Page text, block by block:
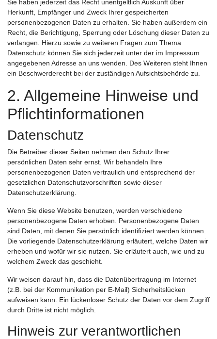
Sie haben jederzeit das Recht unentgeltlich Auskunft über
Herkunft, Empfänger und Zweck Ihrer gespeicherten
personenbezogenen Daten zu erhalten. Sie haben außerdem ein
Recht, die Berichtigung, Sperrung oder Löschung dieser Daten zu
verlangen. Hierzu sowie zu weiteren Fragen zum Thema
Datenschutz können Sie sich jederzeit unter der im Impressum
angegebenen Adresse an uns wenden. Des Weiteren steht Ihnen
ein Beschwerderecht bei der zuständigen Aufsichtsbehörde zu.
2. Allgemeine Hinweise und
Pflichtinformationen
Datenschutz
Die Betreiber dieser Seiten nehmen den Schutz Ihrer
persönlichen Daten sehr ernst. Wir behandeln Ihre
personenbezogenen Daten vertraulich und entsprechend der
gesetzlichen Datenschutzvorschriften sowie dieser
Datenschutzerklärung.
Wenn Sie diese Website benutzen, werden verschiedene
personenbezogene Daten erhoben. Personenbezogene Daten
sind Daten, mit denen Sie persönlich identifiziert werden können.
Die vorliegende Datenschutzerklärung erläutert, welche Daten wir
erheben und wofür wir sie nutzen. Sie erläutert auch, wie und zu
welchem Zweck das geschieht.
Wir weisen darauf hin, dass die Datenübertragung im Internet
(z.B. bei der Kommunikation per E-Mail) Sicherheitslücken
aufweisen kann. Ein lückenloser Schutz der Daten vor dem Zugriff
durch Dritte ist nicht möglich.
Hinweis zur verantwortlichen